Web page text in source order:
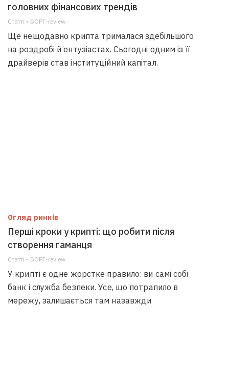
головних фінансових трендів
Статті • БОРГ-review
Ще нещодавно крипта трималася здебільшого
на роздробі й ентузіастах. Сьогодні одним із її
драйверів став інституційний капітал.
Огляд ринків
Перші кроки у крипті: що робити після
створення гаманця
Статті • БОРГ-review
У крипті є одне жорстке правило: ви самі собі
банк і служба безпеки. Усе, що потрапило в
мережу, залишається там назавжди